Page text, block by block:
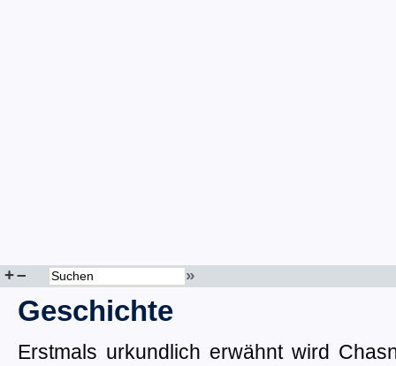
+– »
Geschichte
Erstmals urkundlich erwähnt wird